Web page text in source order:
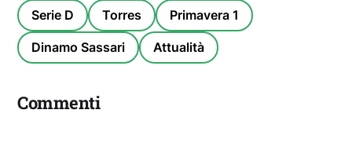
Serie D Torres Primavera 1
Dinamo Sassari Attualità
Commenti